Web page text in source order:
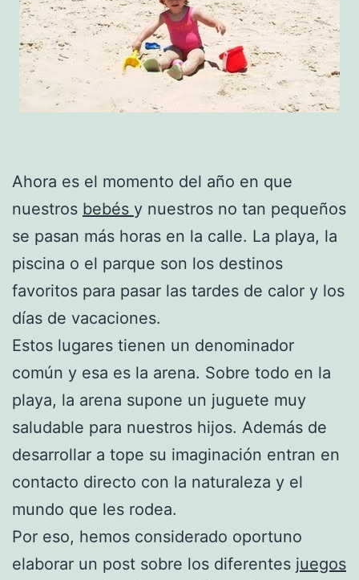
Ahora es el momento del año en que
nuestros bebés y nuestros no tan pequeños
se pasan más horas en la calle. La playa, la
piscina o el parque son los destinos
favoritos para pasar las tardes de calor y los
días de vacaciones.
Estos lugares tienen un denominador
común y esa es la arena. Sobre todo en la
playa, la arena supone un juguete muy
saludable para nuestros hijos. Además de
desarrollar a tope su imaginación entran en
contacto directo con la naturaleza y el
mundo que les rodea.
Por eso, hemos considerado oportuno
elaborar un post sobre los diferentes juegos